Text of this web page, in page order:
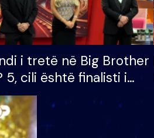
i tretë në Big Brother
5, cili është finalisti i
që lë shtëpinë